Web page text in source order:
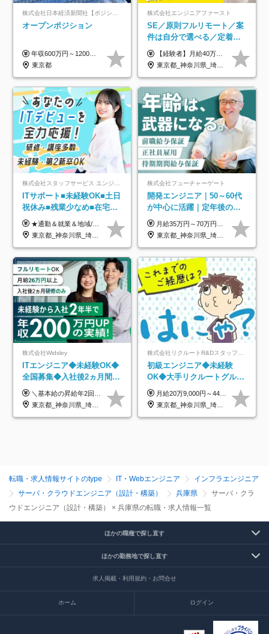
株式会社日本経済新聞社【ポジションマッチ登録】
オープンポジション
年収600万円～1200万円 ※上記年収は、想定年収です。住居費補助、子手当などの各種手当を含む金額です。 ※経験・能力等を考慮の上、当社規定により決定します。
東京都
株式会社エンジニアファースト
SE／原則フルリモート／案
件は自分で選べる／定着率
93%／20～30代活躍中！
【経験者】月給40万円～120万円(固定残業代含む)+各種手当 ★前職給与の総収入額を100％保証｜還元率84％〜100％ ★20代の平均年収570万円 ※月給には、みなし残業手当(月30時間／5万8000円以上)を含みます 超過分は別途追加支給 ※固定残業代は、時間外労働の有無に関わらず30時間分を、月5万8000円~15万7000円支給 ※上記を超える時間外労働分は追加で支給 【未経験者】月給21万円以上＋各種手当 固定残業なし(残業代発生分全額支給) ※6ヶ月の試用期間あり（※条件に変動なし） ▼単価連動性×還元率は84％～100％で収入の大幅UPが可能！ ・案件単価が月50万円の場合：年収417万円 ・案件単価が月70万円の場合：年収584万円 ・案件単価が月100万円の場合：年収834万円 ＜モデル年収＞ ▼400万円～500万円(入社初年度) ▼542万円～626万円(入社2年) ▼667万円～700万円(入社3年） ▼709万円～801万円(入社5年）
東京都_神奈川県_埼玉県_千葉県_大阪府_愛知県_北海道_青森県_岩手県_宮城県_秋田県_山形県_福島県_茨城県_栃木県_群馬県_新潟県_山梨県_長野県_富山県_石川県_福井県_静岡県_岐阜県_三重県_兵庫県_京都府_滋賀県_奈良県_和歌山県_広島県_岡山県_鳥取県_島根県_山口県_徳島県_香川県_愛媛県_高知県_福岡県_熊本県_佐賀県_長崎県_大分県_宮崎県_鹿児島県_沖縄県
ITサポート■未経験OK■土日
祝休み■残業少なめ■在宅実
績あり■約900種類のスキル
アップ講座あり■全国募集
★通勤＆就業＆地域/住宅＆役職手当あり ★残業代は全額支給 ★選べる給与制度あり！ ■東京・神奈川・千葉・埼玉勤務の場合 月給24.5万円～55万円＋諸手当 （残業代は全額支給） (20,000円の地域/住宅手当込み) ■愛知・京都・大阪・兵庫勤務の場合 月給24万円以上＋諸手当 （残業代は全額支給） (15,000円の地域/住宅手当込み) ■茨城・栃木・群馬・静岡・三重・滋賀・広島・福岡勤務の場合 月給23.5万円以上＋諸手当 （残業代は全額支給） (10,000円の地域/住宅手当込み) ■北海道・宮城・山梨・長野・岐阜・奈良・和歌山・岡山勤務の場合 月給23万円以上＋諸手当 （残業代は全額支給） (5,000円の地域/住宅手当込み) ■その他のエリア勤務の場合 月給22.5万円以上＋諸手当 （残業代は全額支給） ※経験や能力を考慮し、当社規定により優遇します 【昇給：年一回実施】 【選べる給与制度】 ★収入を重視する方に… 「変動型人事制度」の選択も可能（派遣先からの評価に応じて収入アップ！） ※年2回のタイミングで希望者と面談の上決定します。
東京都_神奈川県_埼玉県_千葉県_大阪府_愛知県_北海道_岩手県_宮城県_山形県_福島県_茨城県_栃木県_群馬県_山梨県_長野県_富山県_石川県_静岡県_岐阜県_三重県_兵庫県_京都府_滋賀県_奈良県_広島県_岡山県_山口県_愛媛県_福岡県_熊本県_長崎県
株式会社フューチャーゲート
開発エンジニア｜50～60代
が中心に活躍｜定年後の給
与減ナシ｜年収50万円アッ
プ実績／昇給率92％（直近3
年）
月給35万円～70万円（固定残業代30時間分63,869円～を含む）+賞与年1回 ※30時間を超える分は別途支給します ●これまでのご経験・スキル・前職給与をできる限り考慮します ●待機期間も給与を100％支給します ●試用期間中も給与や福利厚生は同じです ≪年収を維持しながら長く働けます！≫ 一般的な企業では55歳や60歳を機に年収が下がりますが、 当社は役職などではなく「スキルや経験」で評価。 エンジニアとして長く働きながら あなたにふさわしい年収を維持できます！
東京都_神奈川県_埼玉県_千葉県
株式会社Widsley
ITエンジニア◆未経験OK◆
全国募集◆入社後2ヵ月間は
研修のみ◆フルリモート
OK◆残業月3h◆服装髪型自
＼基本給の昇給年2回＆プロジェクト手当による昇給年12回！！／ 【経験者の場合】 月給33万円～70万円＋プロジェクト手当＋資格手当 ★スキルや経験を考慮の上、優遇します ★上記給与には固定残業代20時間分(月4万3883円～)を含みます。残業が超過した場合は、追加支給します(残業は月平均3時間とほぼ発生しません。残業がなくても、固定残業代は支給されます) ★試用期間中も、月給や福利厚生等は同じです ---------- 【未経験者の場合】 月給26万円～50万円＋プロジェクト手当＋資格手当 ★スキルや経験を考慮の上、優遇します ★上記給与には固定残業代20時間分(月3万719円～)を含みます。残業が超過した場合は、追加支給します(残業は月平均3時間とほぼ発生しません。残業がなくても、固定残業代は支給されます) ★試用期間6ヵ月あり ・1ヶ月目～：月給23万円～ ・2ヶ月目～6ヶ月目：月給23万円～＋プロジェクト手当1～3万円 （上記給与にはそれぞれ固定残業代20時間分(月3万719円～)を含み、超過した場合は追加支給します。） ---------- 【プロジェクト手当について】 参画するプロジェクトの単価に応じて毎月の歩合給を支給します 業界内でもトップクラスの高還元です！
東京都_神奈川県_埼玉県_千葉県_大阪府_愛知県_北海道_青森県_岩手県_宮城県_秋田県_山形県_福島県_茨城県_栃木県_群馬県_新潟県_山梨県_長野県_富山県_石川県_福井県_静岡県_岐阜県_三重県_兵庫県_京都府_滋賀県_奈良県_和歌山県_広島県_岡山県_鳥取県_島根県_山口県_徳島県_香川県_愛媛県_高知県_福岡県_熊本県_佐賀県_長崎県_大分県_宮崎県_鹿児島県_沖縄県
初級エンジニア◆未経験
OK◆大手リクルートグルー
プ正社員◆独自の教育体制
◆住宅手当制度あり/s
月給20万9,000円～44万円 ※試用期間6カ月あり（期間中の待遇に変更なし） ※経験・能力・前給を考慮の上、決定いたします ※時間外手当100％支給 ※派遣就業先が変更となる場合には、就業規則、労使協定等に基づき賃金が変更となる可能性があります
東京都_神奈川県_埼玉県_千葉県_大阪府_愛知県_青森県_岩手県_宮城県_秋田県_山形県_福島県_茨城県_栃木県_群馬県_山梨県_長野県_福井県_静岡県_岐阜県_三重県_兵庫県_京都府_滋賀県_奈良県_広島県_岡山県_山口県_香川県_福岡県_熊本県_佐賀県_長崎県_大分県_宮崎県_鹿児島県
転職・求人情報サイトのtype IT・Webエンジニア
インフラエンジニア
サーバ・クラウドエンジニア（設計・構築）
兵庫県
サーバ・クラ
ウドエンジニア（設計・構築） × 兵庫県の転職・求人情報一覧
ほかの職種で探し直す
ほかの勤務地で探し直す
求人掲載・利用規約・お問合せ
ホーム ログイン